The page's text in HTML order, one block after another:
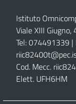
Istituto
Viale XIII
Tel: 074491339 |
Cod. Mecc.
Elett. UFH6HM